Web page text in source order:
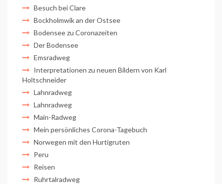
Besuch bei Clare
Bockholmwik an der Ostsee
Bodensee zu Coronazeiten
Der Bodensee
Emsradweg
Interpretationen zu neuen Bildern von Karl
Holtschneider
Lahnradweg
Lahnradweg
Main-Radweg
Mein persönliches Corona-Tagebuch
Norwegen mit den Hurtigruten
Peru
Reisen
Ruhrtalradweg